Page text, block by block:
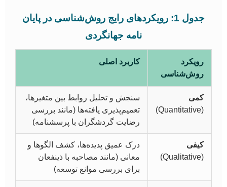
جدول 1: رویکردهای رایج روش‌شناسی در پایان
نامه جهانگردی
رویکرد
روش‌شناسی
کاربرد اصلی
سنجش و تحلیل روابط بین متغیرها،
تعمیم‌پذیری یافته‌ها (مانند بررسی
رضایت گردشگران با پرسشنامه)
کیفی
درک عمیق پدیده‌ها، کشف الگوها و
معانی (مانند مصاحبه با ذینفعان
برای بررسی موانع توسعه)